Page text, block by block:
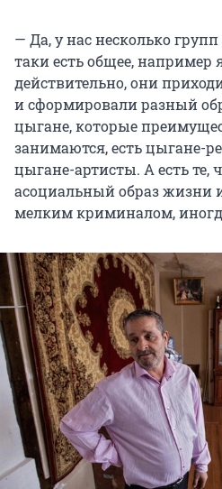
— Да, у нас несколько
таки есть общее, например
действительно, они
и сформировали разный
цыгане, которые
занимаются, есть цыгане-
цыгане-артисты. А есть те,
асоциальный образ жизни
мелким криминалом,